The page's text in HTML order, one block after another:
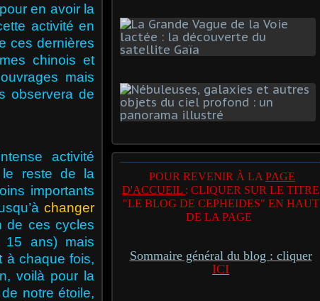
en avoir la
activité en
ces dernières
chinois et
mais
observera de
activité
le reste de la
importants
changer
de ces cycles
ans) mais
à chaque fois,
voilà pour la
notre étoile,
POUR REVENIR À LA PAGE
D'ACCUEIL : CLIQUER SUR LE TITRE
"LE BLOG DE CEPHEIDES" EN HAUT
DE LA PAGE
Sommaire général du blog : cliquer
ICI